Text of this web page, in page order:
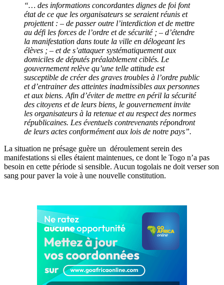
“… des informations concordantes dignes de foi font
état de ce que les organisateurs se seraient réunis et
projettent : – de passer outre l’interdiction et de mettre
au défi les forces de l’ordre et de sécurité ; – d’étendre
la manifestation dans toute la ville en délogeant les
élèves ; – et de s’attaquer systématiquement aux
domiciles de députés préalablement ciblés. Le
gouvernement relève qu’une telle attitude est
susceptible de créer des graves troubles à l’ordre public
et d’entrainer des atteintes inadmissibles aux personnes
et aux biens. Afin d’éviter de mettre en péril la sécurité
des citoyens et de leurs biens, le gouvernement invite
les organisateurs à la retenue et au respect des normes
républicaines. Les éventuels contrevenants répondront
de leurs actes conformément aux lois de notre pays”.
La situation ne présage guère un déroulement serein des
manifestations si elles étaient maintenues, ce dont le Togo n’a pas
besoin en cette période si sensible. Aucun togolais ne doit verser son
sang pour paver la voie à une nouvelle constitution.